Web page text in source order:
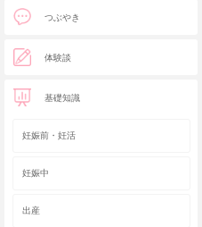
つぶやき
体験談
基礎知識
妊娠前・妊活
妊娠中
出産